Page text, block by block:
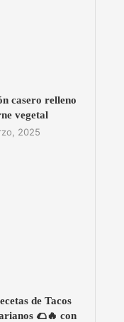
casero relleno
vegetal
2025
de Tacos
🌮🔥 con